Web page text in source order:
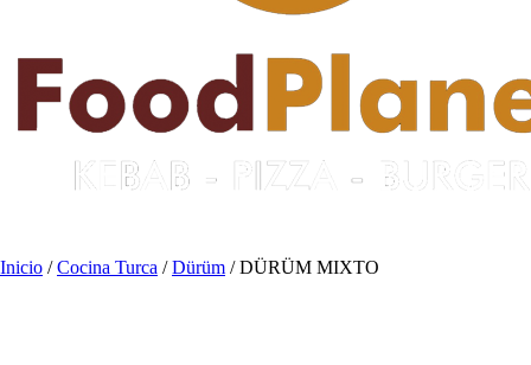
Inicio /Cocina Turca /Dürüm / DÜRÜM MIXTO